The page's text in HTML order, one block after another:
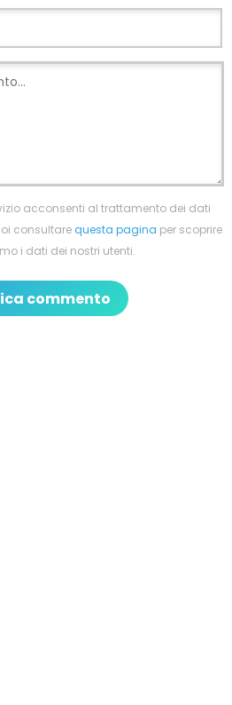
acconsenti al trattamento dei dati
consultarequesta pagina per scoprire
i dati dei nostri utenti.